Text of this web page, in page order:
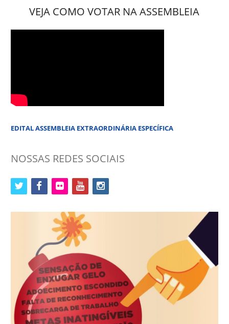
VEJA COMO VOTAR NA ASSEMBLEIA
EDITAL ASSEMBLEIA EXTRAORDINÁRIA ESPECÍFICA
NOSSAS REDES SOCIAIS
twitter facebookflickr youtubeinstagram